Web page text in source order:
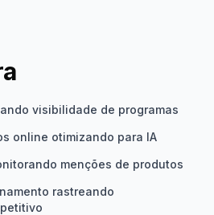
visibilidade de programas
online otimizando para IA
menções de produtos
rastreando